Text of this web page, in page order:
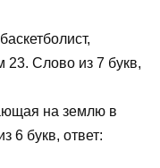
Слово из 7 букв,
на землю в
6 букв, ответ: